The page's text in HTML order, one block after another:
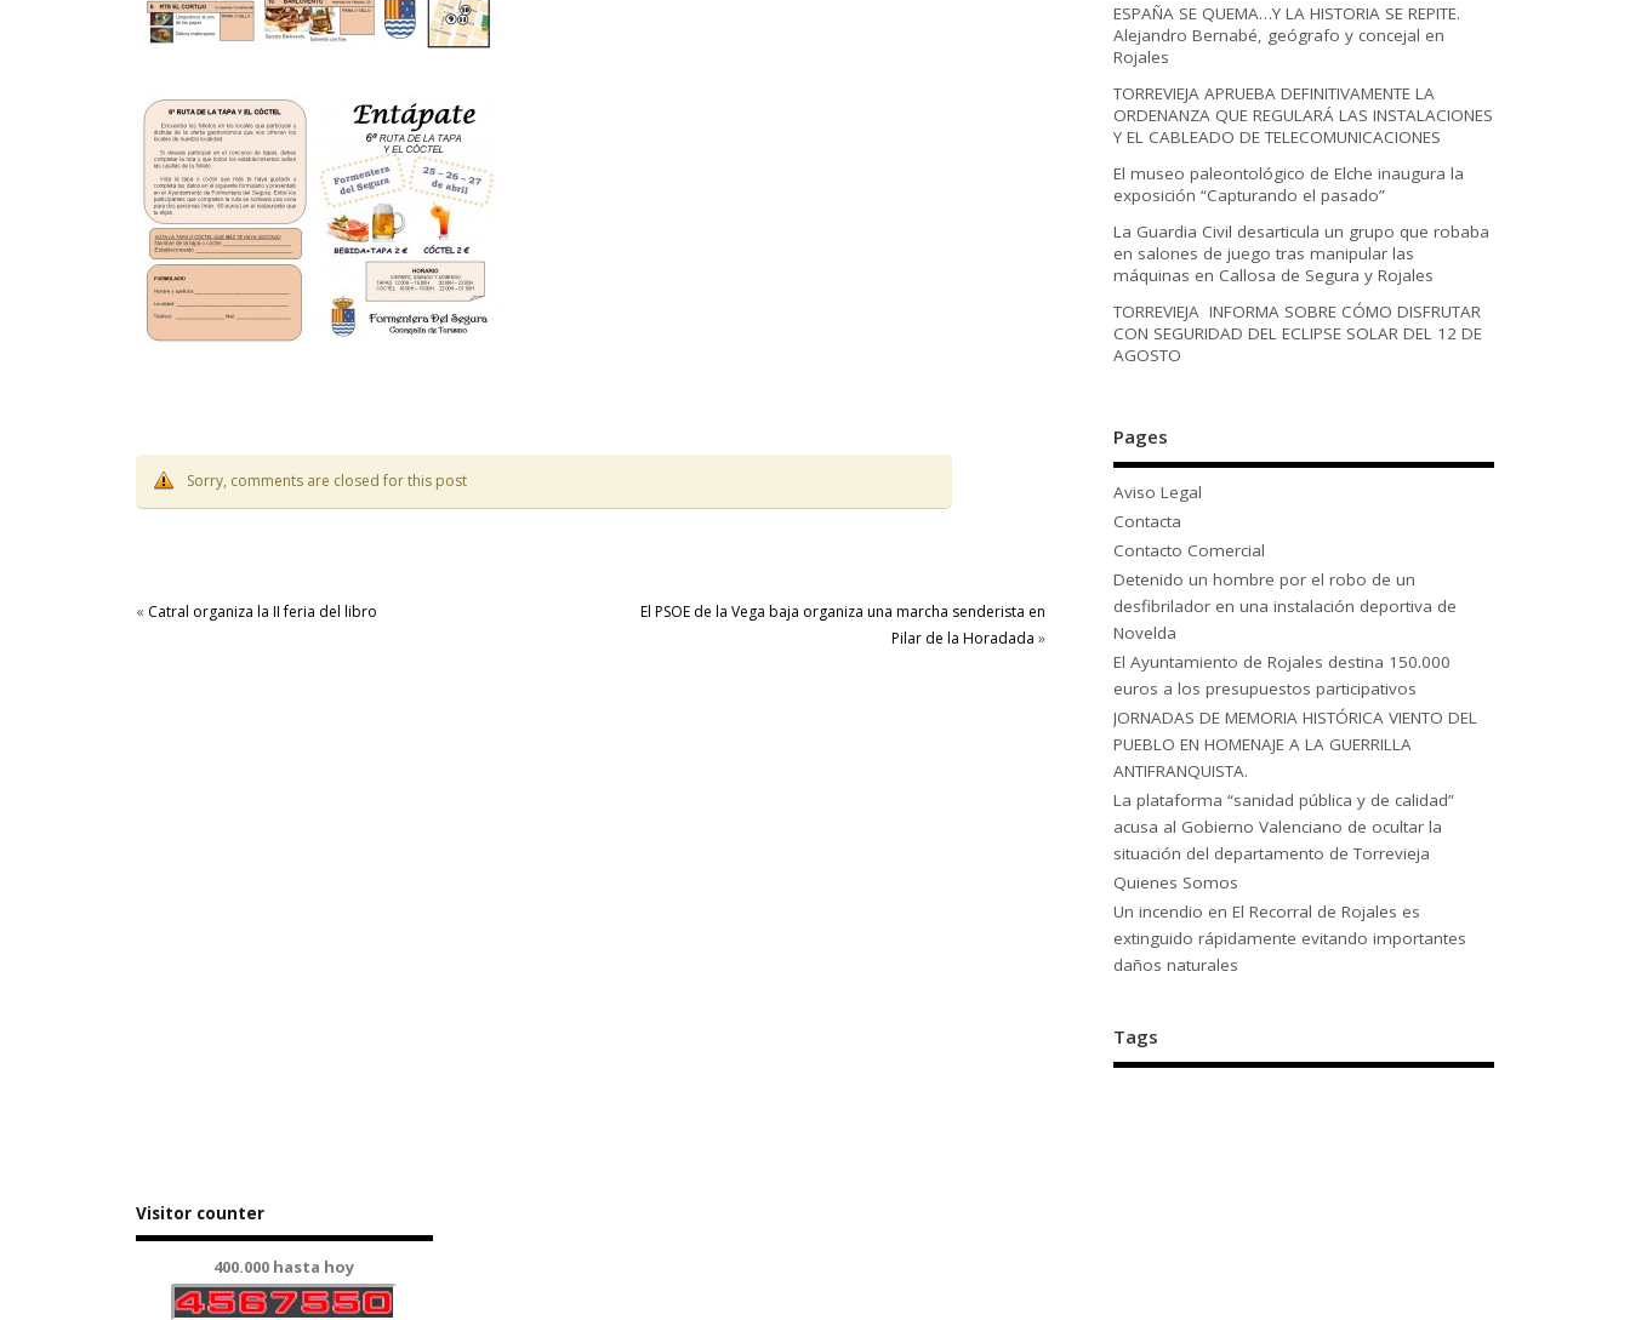
Sorry, comments are closed for this post
« Catral organiza la II feria del libro
El PSOE de la Vega baja organiza una marcha senderista en
Pilar de la Horadada »
ESPAÑA SE QUEMA…Y LA HISTORIA SE REPITE.
Alejandro Bernabé, geógrafo y concejal en
Rojales
TORREVIEJA APRUEBA DEFINITIVAMENTE LA
ORDENANZA QUE REGULARÁ LAS INSTALACIONES
Y EL CABLEADO DE TELECOMUNICACIONES
El museo paleontológico de Elche inaugura la
exposición “Capturando el pasado”
La Guardia Civil desarticula un grupo que robaba
en salones de juego tras manipular las
máquinas en Callosa de Segura y Rojales
TORREVIEJA INFORMA SOBRE CÓMO DISFRUTAR
CON SEGURIDAD DEL ECLIPSE SOLAR DEL 12 DE
AGOSTO
Pages
Aviso Legal
Contacta
Contacto Comercial
Detenido un hombre por el robo de un
desfibrilador en una instalación deportiva de
Novelda
El Ayuntamiento de Rojales destina 150.000
euros a los presupuestos participativos
JORNADAS DE MEMORIA HISTÓRICA VIENTO DEL
PUEBLO EN HOMENAJE A LA GUERRILLA
ANTIFRANQUISTA.
La plataforma “sanidad pública y de calidad”
acusa al Gobierno Valenciano de ocultar la
situación del departamento de Torrevieja
Quienes Somos
Un incendio en El Recorral de Rojales es
extinguido rápidamente evitando importantes
daños naturales
Tags
Visitor counter
400.000 hasta hoy